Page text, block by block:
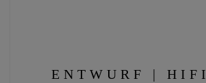
ENTWURF | HIFI